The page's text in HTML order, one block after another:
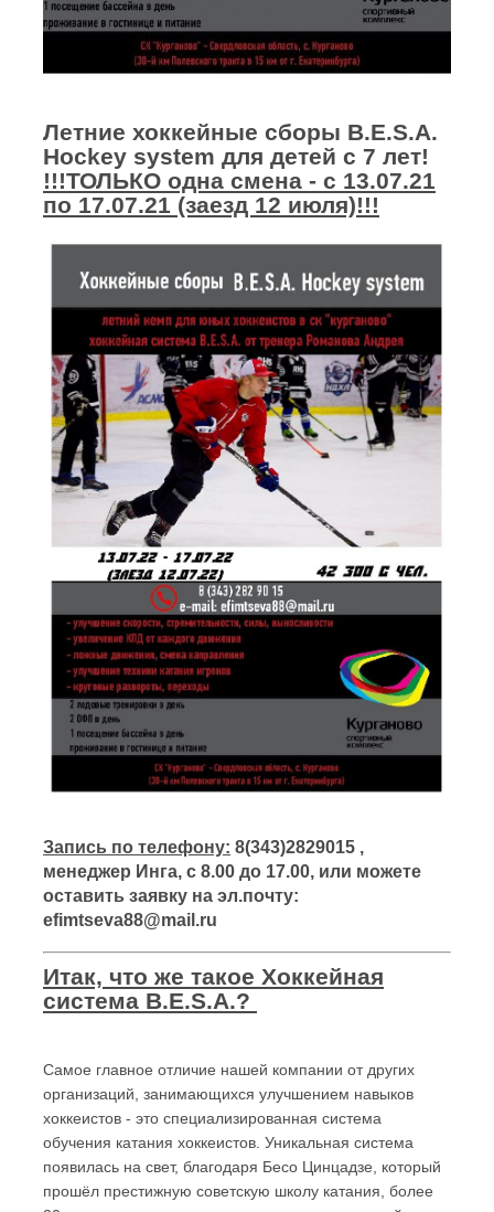
Летние хоккейные сборы B.E.S.A.
Hockey system для детей с 7 лет!
!!!ТОЛЬКО одна смена - с 13.07.21
по 17.07.21 (заезд 12 июля)!!!
Запись по телефону: 8(343)2829015 ,
менеджер Инга, с 8.00 до 17.00, или можете
оставить заявку на эл.почту:
efimtseva88@mail.ru
Итак, что же такое Хоккейная
система B.E.S.A.?
Самое главное отличие нашей компании от других
организаций, занимающихся улучшением навыков
хоккеистов - это специализированная система
обучения катания хоккеистов. Уникальная система
появилась на свет, благодаря Бесо Цинцадзе, который
прошёл престижную советскую школу катания, более